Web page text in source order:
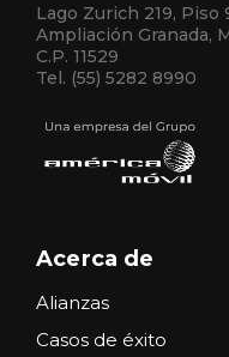
Lago Zurich 219, Piso
Ampliación Granada,
C.P. 11529
Tel. (55) 5282 8990
Acerca de
Alianzas
Casos de éxito